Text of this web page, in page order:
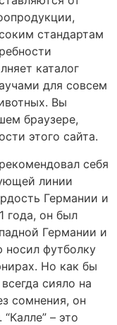
стандартам
каталог
для совсем
Вы
браузере,
этого сайта.
себя
линии
Германии и
года, он был
Германии и
носил футболку
Но как бы
сияло на
сомнения, он
– это